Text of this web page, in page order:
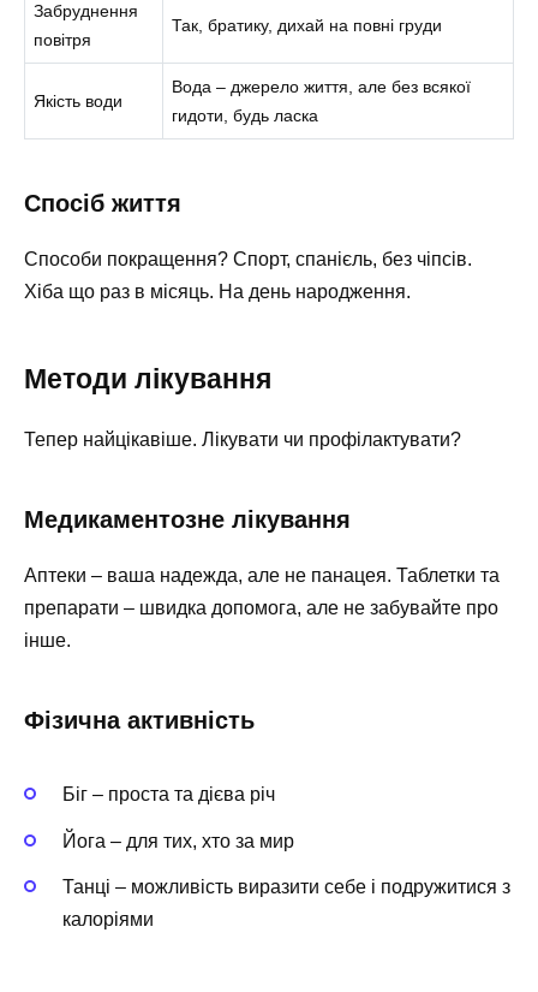
Забруднення
повітря
Так, братику, дихай на повні груди
Якість води
Вода – джерело життя, але без всякої
гидоти, будь ласка
Спосіб життя
Способи покращення? Спорт, спанієль, без чіпсів.
Хіба що раз в місяць. На день народження.
Методи лікування
Тепер найцікавіше. Лікувати чи профілактувати?
Медикаментозне лікування
Аптеки – ваша надежда, але не панацея. Таблетки та
препарати – швидка допомога, але не забувайте про
інше.
Фізична активність
Біг – проста та дієва річ
Йога – для тих, хто за мир
Танці – можливість виразити себе і подружитися з
калоріями